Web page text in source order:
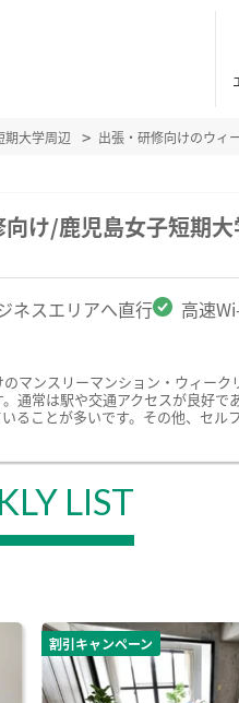
期大学周辺 出張・研修向けのウィ
向け/鹿児島女子短期
ネスエリアへ直行 高速
マンスリーマンション・ウィー
通常は駅や交通アクセスが良好
ることが多いです。その他、セ
LIST
割引キャンペーン